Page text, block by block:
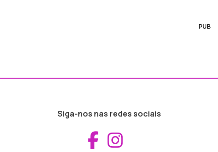
PUB
Siga-nos nas redes sociais
Aceder ao